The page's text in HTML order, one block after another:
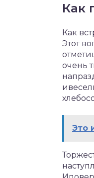
Как
Как
Этот
очень
Это